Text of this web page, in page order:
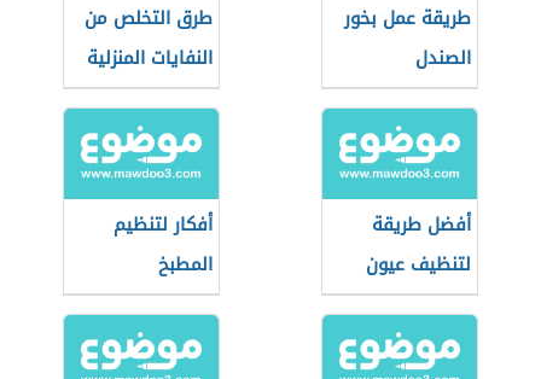
طريقة عمل بخور
الصندل
طرق التخلص من
النفايات المنزلية
أفضل طريقة
لتنظيف عيون
الفرن
أفكار لتنظيم
المطبخ